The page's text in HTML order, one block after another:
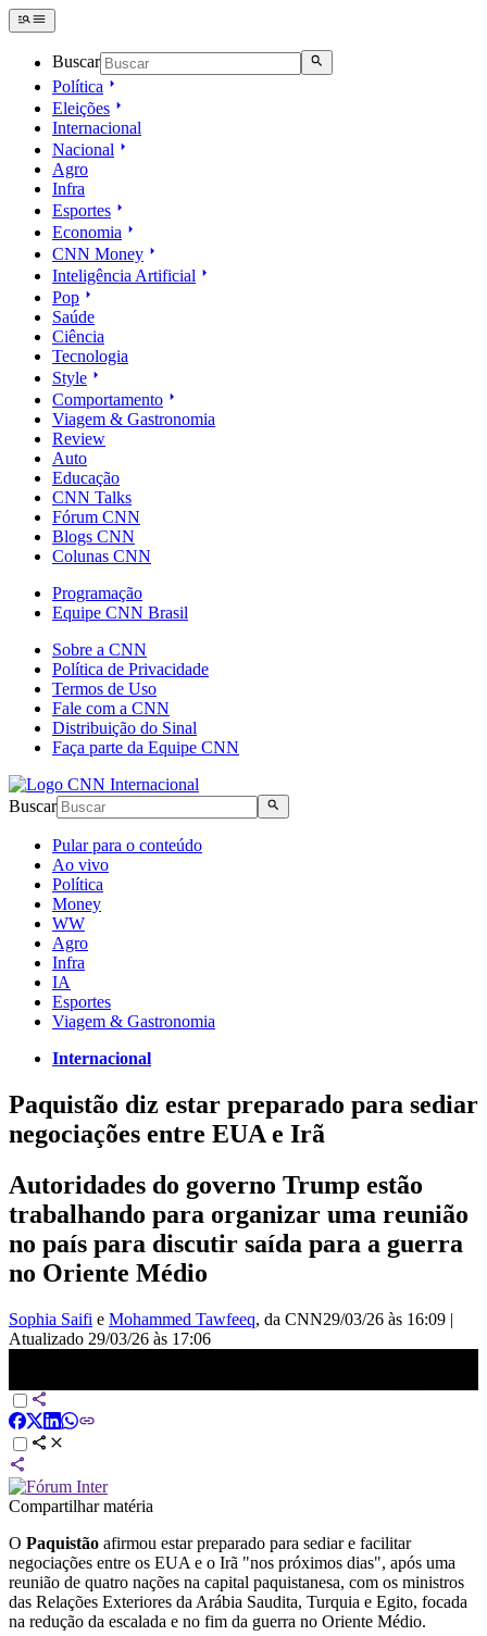
Buscar
Política
Eleições
Internacional
Nacional
Agro
Infra
Esportes
Economia
CNN Money
Inteligência Artificial
Pop
Saúde
Ciência
Tecnologia
Style
Comportamento
Viagem & Gastronomia
Review
Auto
Educação
CNN Talks
Fórum CNN
Blogs CNN
Colunas CNN
Programação
Equipe CNN Brasil
Sobre a CNN
Política de Privacidade
Termos de Uso
Fale com a CNN
Distribuição do Sinal
Faça parte da Equipe CNN
Buscar
Pular para o conteúdo
Ao vivo
Política
Money
WW
Agro
Infra
IA
Esportes
Viagem & Gastronomia
Internacional
Paquistão diz estar preparado para sediar
negociações entre EUA e Irã
Autoridades do governo Trump estão
trabalhando para organizar uma reunião
no país para discutir saída para a guerra
no Oriente Médio
Sophia Saifi e Mohammed Tawfeeq, da CNN29/03/26 às 16:09 |
Atualizado 29/03/26 às 17:06
Compartilhar matéria
O Paquistão afirmou estar preparado para sediar e facilitar
negociações entre os EUA e o Irã "nos próximos dias", após uma
reunião de quatro nações na capital paquistanesa, com os ministros
das Relações Exteriores da Arábia Saudita, Turquia e Egito, focada
na redução da escalada e no fim da guerra no Oriente Médio.